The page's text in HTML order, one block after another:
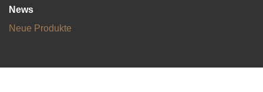
News
Neue Produkte